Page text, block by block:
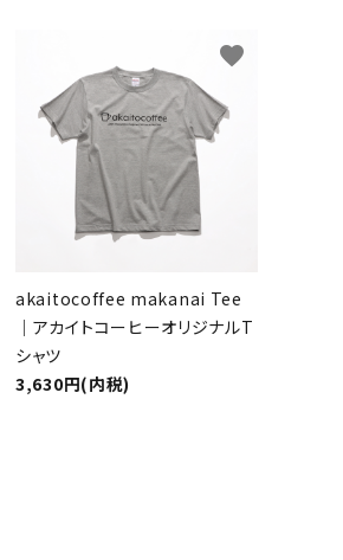
akaitocoffee makanai Tee
｜アカイトコーヒーオリジナルT
シャツ
3,630円(内税)
favorite